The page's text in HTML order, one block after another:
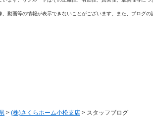
動画等の情報が表示できないことがございます。また、ブログ
> (株)さくらホーム小松支店 > スタッフブログ